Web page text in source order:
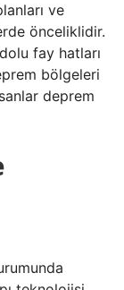
ve
önceliklidir.
fay hatları
bölgeleri
deprem